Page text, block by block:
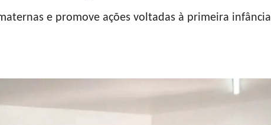
e promove ações voltadas à primeira infância